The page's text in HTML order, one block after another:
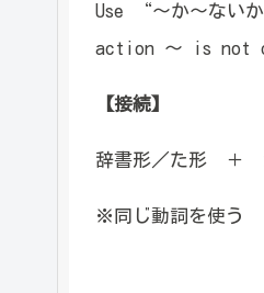
Use “～か～な
action ～ is not
【接続】
辞書形／た形 ＋
※同じ動詞を使う